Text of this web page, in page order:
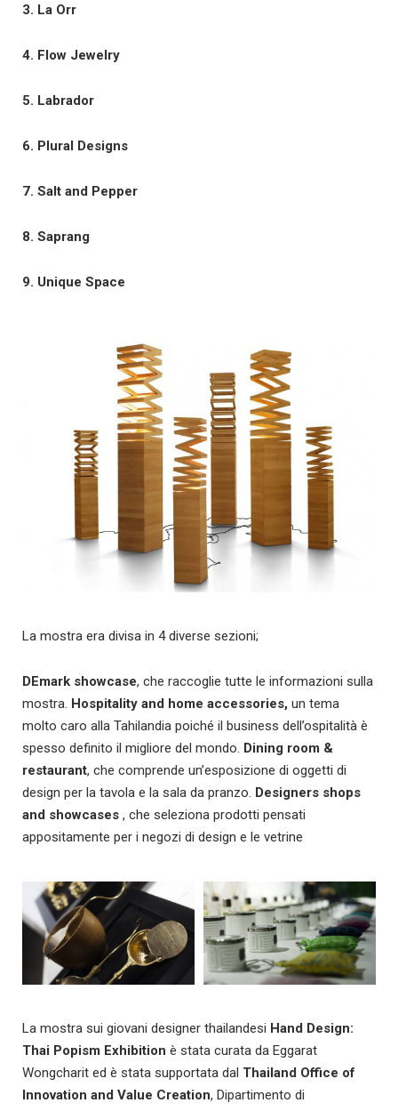
3. La Orr
4. Flow Jewelry
5. Labrador
6. Plural Designs
7. Salt and Pepper
8. Saprang
9. Unique Space
La mostra era divisa in 4 diverse sezioni;
DEmark showcase, che raccoglie tutte le informazioni sulla
mostra. Hospitality and home accessories, un tema
molto caro alla Tahilandia poiché il business dell’ospitalità è
spesso definito il migliore del mondo. Dining room &
restaurant, che comprende un’esposizione di oggetti di
design per la tavola e la sala da pranzo. Designers shops
and showcases , che seleziona prodotti pensati
appositamente per i negozi di design e le vetrine
La mostra sui giovani designer thailandesi Hand Design:
Thai Popism Exhibition è stata curata da Eggarat
Wongcharit ed è stata supportata dal Thailand Office of
Innovation and Value Creation, Dipartimento di